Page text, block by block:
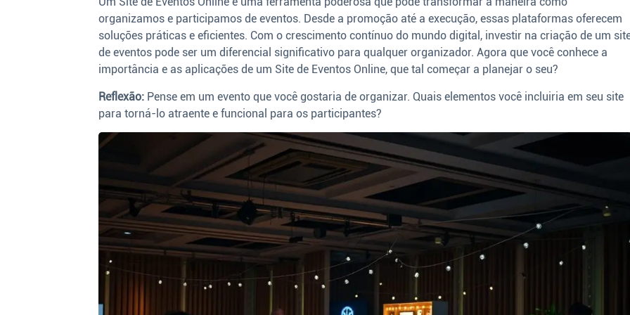
organizamos e participamos de eventos. Desde a promoção até a execução, essas plataformas oferecem
soluções práticas e eficientes. Com o crescimento contínuo do mundo digital, investir na criação de um
de eventos pode ser um diferencial significativo para qualquer organizador. Agora que você conhece a
importância e as aplicações de um Site de Eventos Online, que tal começar a planejar o seu?
Reflexão: Pense em um evento que você gostaria de organizar. Quais elementos você incluiria em seu site
para torná-lo atraente e funcional para os participantes?